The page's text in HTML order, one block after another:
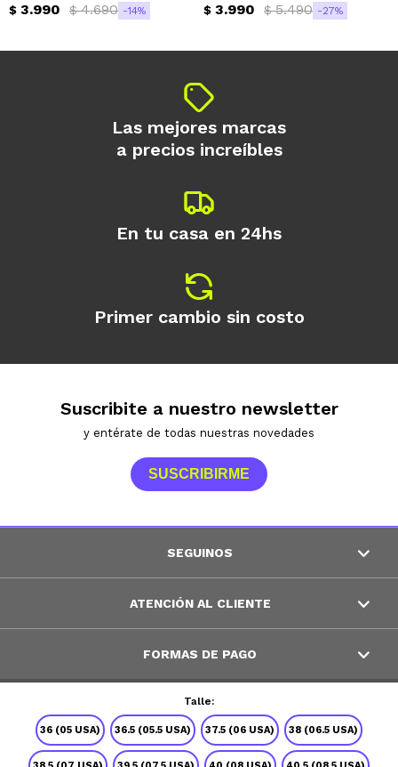
Talle:
36 (05 USA) 36.5 (05.5 USA) 37.5 (06 USA) 38 (06.5 USA)
$ 3.990 $ 4.690 14 $ 3.990 $ 5.490 27
Las mejores marcas
a precios increíbles
En tu casa en 24hs
Primer cambio sin costo
Suscribite a nuestro newsletter
y entérate de todas nuestras novedades
SUSCRIBIRME
SEGUINOS
ATENCIÓN AL CLIENTE
FORMAS DE PAGO
© Copyright 2026 / Peppos